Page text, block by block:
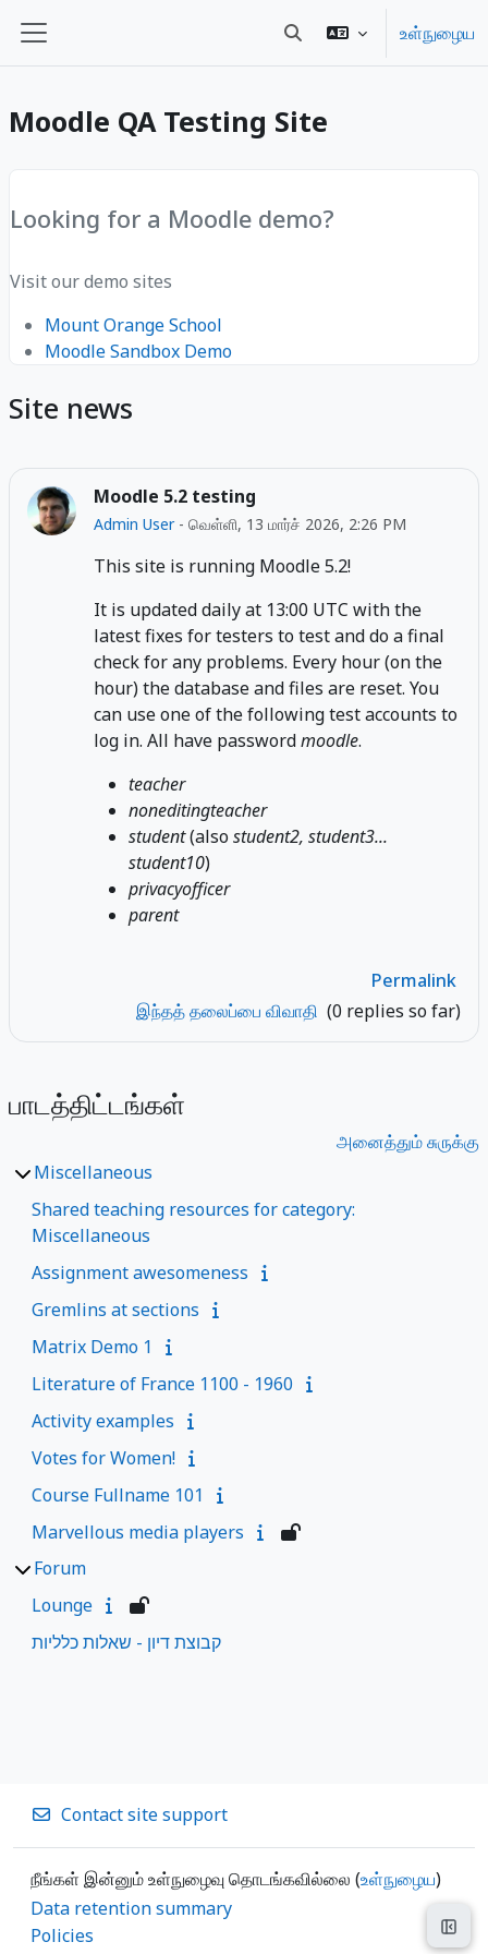
Side panel Toggle search input
உள்நுழைய
Moodle QA Testing Site
Looking for a Moodle demo?
Visit our demo sites
Mount Orange School
Moodle Sandbox Demo
Site news
Moodle 5.2 testing
Admin User- வெள்ளி, 13 மார்ச் 2026, 2:26 PM
This site is running Moodle 5.2!
It is updated daily at 13:00 UTC with the
latest fixes for testers to test and do a final
check for any problems. Every hour (on the
hour) the database and files are reset. You
can use one of the following test accounts to
log in. All have passwordmoodle.
teacher
noneditingteacher
student(alsostudent2, student3...
student10)
privacyofficer
parent
Permalink
இந்தத் தலைப்பை விவாதி (0 replies so far)
பாடத்திட்டங்கள்
அனைத்தும் சுருக்கு
Miscellaneous
Shared teaching resources for category:
Miscellaneous
Assignment awesomeness
Gremlins at sections
Matrix Demo 1
Literature of France 1100 - 1960
Activity examples
Votes for Women!
Course Fullname 101
Marvellous media players
Forum
Lounge
קבוצת דיון - שאלות כלליות
Contact site support
நீங்கள் இன்னும் உள்நுழைவு தொடங்கவில்லை (உள்நுழைய)
Data retention summary
Policies